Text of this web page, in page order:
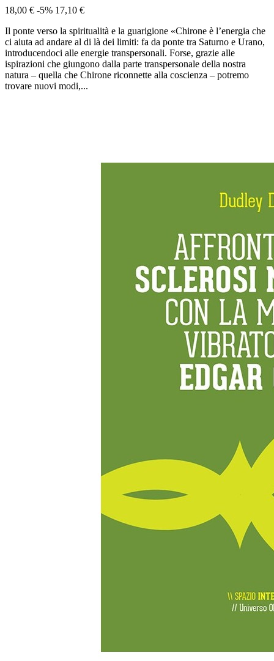
18,00 € -5% 17,10 €
Il ponte verso la spiritualità e la guarigione «Chirone è l’energia che
ci aiuta ad andare al di là dei limiti: fa da ponte tra Saturno e Urano,
introducendoci alle energie transpersonali. Forse, grazie alle
ispirazioni che giungono dalla parte transpersonale della nostra
natura – quella che Chirone riconnette alla coscienza – potremo
trovare nuovi modi,...